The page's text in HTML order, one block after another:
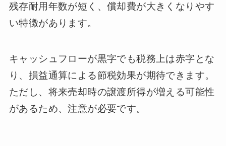
残存耐用年数が短く、償却費が大きくなりやす
い特徴があります。
キャッシュフローが黒字でも税務上は赤字とな
り、損益通算による節税効果が期待できます。
ただし、将来売却時の譲渡所得が増える可能性
があるため、注意が必要です。